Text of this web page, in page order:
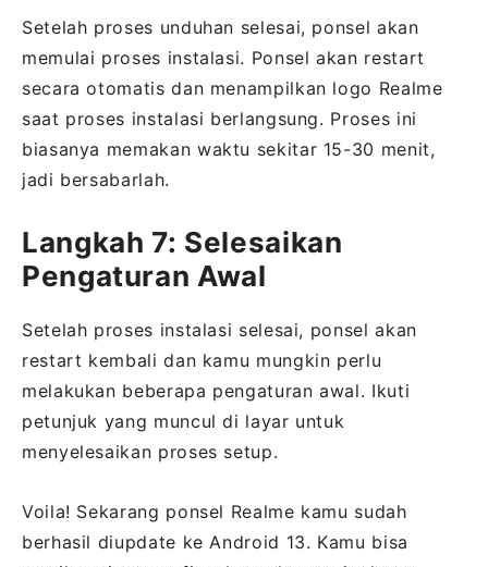
Setelah proses unduhan selesai, ponsel akan
memulai proses instalasi. Ponsel akan restart
secara otomatis dan menampilkan logo Realme
saat proses instalasi berlangsung. Proses ini
biasanya memakan waktu sekitar 15-30 menit,
jadi bersabarlah.
Langkah 7: Selesaikan
Pengaturan Awal
Setelah proses instalasi selesai, ponsel akan
restart kembali dan kamu mungkin perlu
melakukan beberapa pengaturan awal. Ikuti
petunjuk yang muncul di layar untuk
menyelesaikan proses setup.
Voila! Sekarang ponsel Realme kamu sudah
berhasil diupdate ke Android 13. Kamu bisa